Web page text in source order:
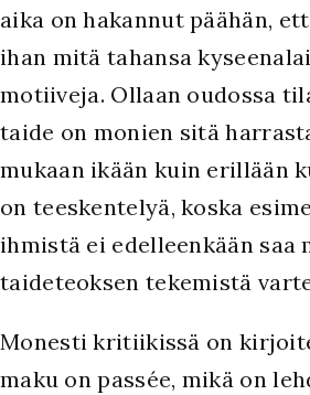
aika on hakannut päähän,
ihan mitä tahansa
motiiveja. Ollaan oudossa
taide on monien sitä
mukaan ikään kuin erillään
on teeskentelyä, koska
ihmistä ei edelleenkään saa
taideteoksen tekemistä
Monesti kritiikissä on
maku on passée, mikä on